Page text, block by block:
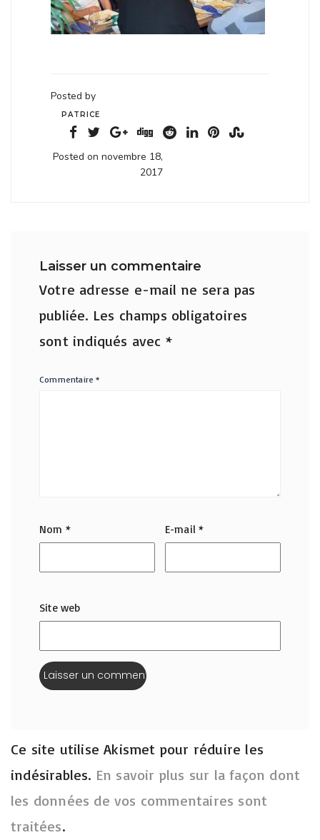
Posted by
PATRICE
Posted on novembre 18,
2017
Laisser un commentaire
Votre adresse e-mail ne sera pas
publiée. Les champs obligatoires
sont indiqués avec *
Commentaire*
Nom * E-mail*
Site web
Ce site utilise Akismet pour réduire les
indésirables. En savoir plus sur la façon dont
les données de vos commentaires sont
traitées.